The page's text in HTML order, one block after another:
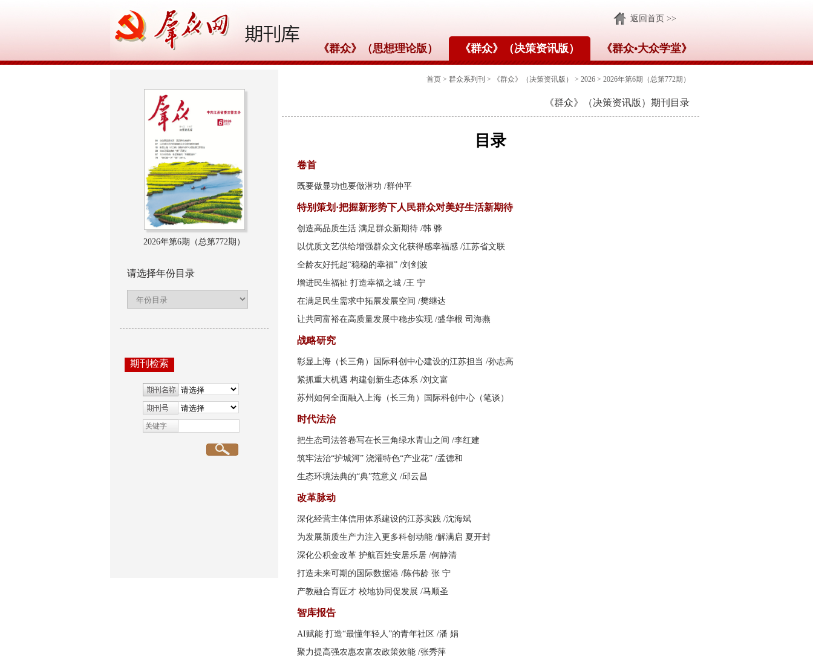
《群众》（思想理论版） 《群众》（决策资讯版） 《群众•大众学堂》
返回首页 >>
2026年第6期（总第772期）
请选择年份目录
期刊检索
关键字
首页 > 群众系列刊 > 《群众》（决策资讯版） > 2026 > 2026年第6期（总第772期）
《群众》（决策资讯版）期刊目录
目录
卷首
既要做显功也要做潜功 /群仲平
特别策划·把握新形势下人民群众对美好生活新期待
创造高品质生活 满足群众新期待 /韩 骅
以优质文艺供给增强群众文化获得感幸福感 /江苏省文联
全龄友好托起“稳稳的幸福” /刘剑波
增进民生福祉 打造幸福之城 /王 宁
在满足民生需求中拓展发展空间 /樊继达
让共同富裕在高质量发展中稳步实现 /盛华根 司海燕
战略研究
彰显上海（长三角）国际科创中心建设的江苏担当 /孙志高
紧抓重大机遇 构建创新生态体系 /刘文富
苏州如何全面融入上海（长三角）国际科创中心（笔谈）
时代法治
把生态司法答卷写在长三角绿水青山之间 /李红建
筑牢法治“护城河” 浇灌特色“产业花” /孟德和
生态环境法典的“典”范意义 /邱云昌
改革脉动
深化经营主体信用体系建设的江苏实践 /沈海斌
为发展新质生产力注入更多科创动能 /解满启 夏开封
深化公积金改革 护航百姓安居乐居 /何静清
打造未来可期的国际数据港 /陈伟龄 张 宁
产教融合育匠才 校地协同促发展 /马顺圣
智库报告
AI赋能 打造“最懂年轻人”的青年社区 /潘 娟
聚力提高强农惠农富农政策效能 /张秀萍